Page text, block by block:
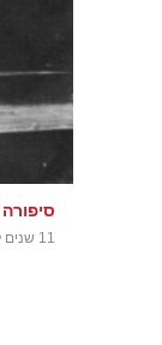
11 שנים לפני